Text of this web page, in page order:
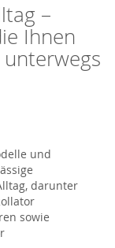
–
Ihnen
und
darunter
sowie